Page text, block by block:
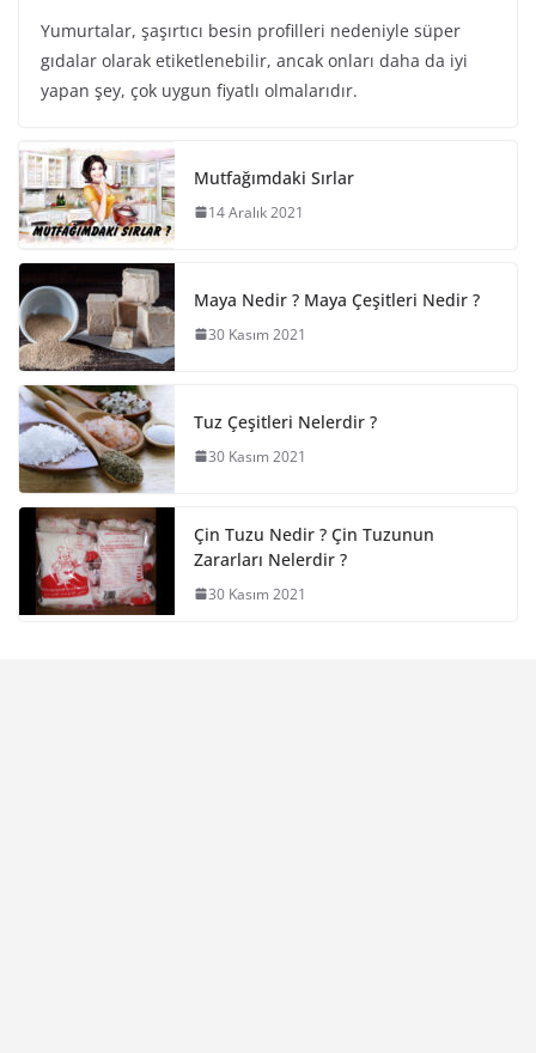
Yumurtalar, şaşırtıcı besin profilleri nedeniyle süper
gıdalar olarak etiketlenebilir, ancak onları daha da iyi
yapan şey, çok uygun fiyatlı olmalarıdır.
Mutfağımdaki Sırlar
14 Aralık 2021
Maya Nedir ? Maya Çeşitleri Nedir ?
30 Kasım 2021
Tuz Çeşitleri Nelerdir ?
30 Kasım 2021
Çin Tuzu Nedir ? Çin Tuzunun
Zararları Nelerdir ?
30 Kasım 2021